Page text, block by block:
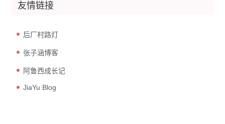
友情链接
后厂村路灯
张子涵博客
阿鲁西成长记
JiaYu Blog